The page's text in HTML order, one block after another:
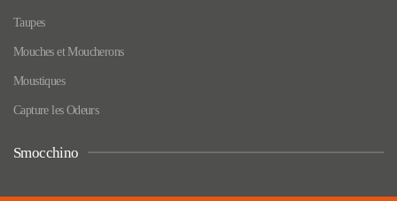
Taupes
Mouches et Moucherons
Moustiques
Capture les Odeurs
Smocchino